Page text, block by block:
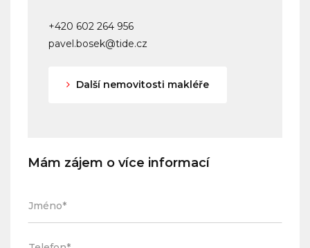
+420 602 264 956
pavel.bosek@tide.cz
Další nemovitosti makléře
Mám zájem o více informací